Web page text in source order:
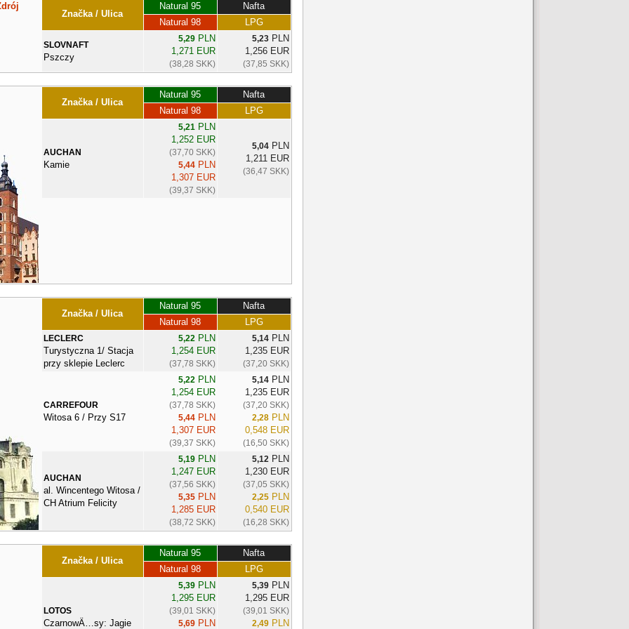
Značka / Ulica
Natural 95
Nafta
Natural 98
LPG
SLOVNAFT
Pszczy
5,29PLN
1,271 EUR
(38,28 SKK)
5,23PLN
1,256 EUR
(37,85 SKK)
Značka / Ulica
Natural 95
Nafta
Natural 98
LPG
AUCHAN
Kamie
5,21 PLN
1,252 EUR
(37,70 SKK)
5,44PLN
1,307 EUR
(39,37 SKK)
5,04PLN
1,211 EUR
(36,47 SKK)
Značka / Ulica
Natural 95
Nafta
Natural 98
LPG
LECLERC
Turystyczna 1/ Stacja
przy sklepie Leclerc
5,22 PLN
1,254 EUR
(37,78 SKK)
5,14PLN
1,235 EUR
(37,20 SKK)
CARREFOUR
Witosa 6 / Przy S17
5,22 PLN
1,254 EUR
(37,78 SKK)
5,44PLN
1,307 EUR
(39,37 SKK)
5,14PLN
1,235 EUR
(37,20 SKK)
2,28PLN
0,548 EUR
(16,50 SKK)
AUCHAN
al. Wincentego Witosa /
CH Atrium Felicity
5,19PLN
1,247 EUR
(37,56 SKK)
5,35PLN
1,285 EUR
(38,72 SKK)
5,12 PLN
1,230 EUR
(37,05 SKK)
2,25PLN
0,540 EUR
(16,28 SKK)
Značka / Ulica
Natural 95
Nafta
Natural 98
LPG
LOTOS
CzarnowÄ…sy: Jagie
5,39PLN
1,295 EUR
(39,01 SKK)
5,69PLN
5,39PLN
1,295 EUR
(39,01 SKK)
2,49PLN